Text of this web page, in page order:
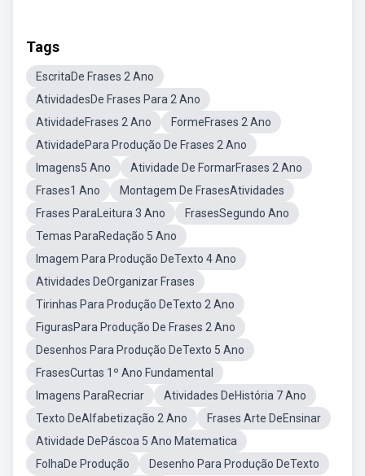
Tags
EscritaDe Frases 2 Ano
AtividadesDe Frases Para 2 Ano
AtividadeFrases 2 Ano
FormeFrases 2 Ano
AtividadePara Produção De Frases 2 Ano
Imagens5 Ano
Atividade De FormarFrases 2 Ano
Frases1 Ano
Montagem De FrasesAtividades
Frases ParaLeitura 3 Ano
FrasesSegundo Ano
Temas ParaRedação 5 Ano
Imagem Para Produção DeTexto 4 Ano
Atividades DeOrganizar Frases
Tirinhas Para Produção DeTexto 2 Ano
FigurasPara Produção De Frases 2 Ano
Desenhos Para Produção DeTexto 5 Ano
FrasesCurtas 1º Ano Fundamental
Imagens ParaRecriar
Atividades DeHistória 7 Ano
Texto DeAlfabetização 2 Ano
Frases Arte DeEnsinar
Atividade DePáscoa 5 Ano Matematica
FolhaDe Produção
Desenho Para Produção DeTexto